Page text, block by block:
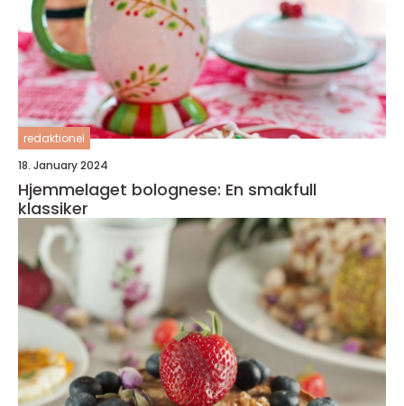
redaktionel
18. January 2024
Hjemmelaget bolognese: En smakfull
klassiker